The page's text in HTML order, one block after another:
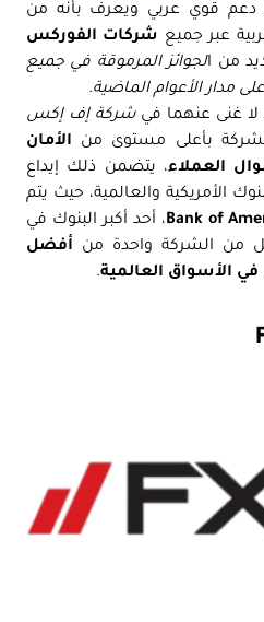
دعم قوي عربي ويعرف بأنه من
عبر جميع شركات الفوركس
من الجوائز المرموقة في جميع
مدار الأعوام الماضية.
لا غنى عنهما فيشركة إف إكس
بأعلى مستوى من الأمان
العملاء، يتضمن ذلك إيداع
الأمريكية والعالمية، حيث يتم
Bank of، أحد أكبر البنوك في
من الشركة واحدة من أفضل
في الأسواق العالمية.